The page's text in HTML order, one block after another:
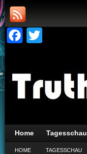
Facebook
Home Tagesschau
HOME TAGESSCHAU